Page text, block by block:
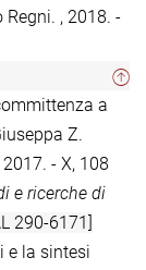
, 2018. -
a
Z.
- X, 108
e ricerche di
290-6171]
e la sintesi